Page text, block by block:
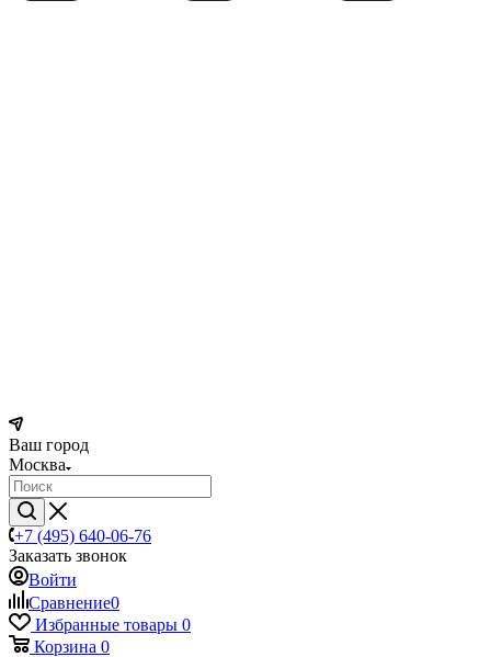
Ваш город
Москва
+7 (495) 640-06-76
Заказать звонок
Войти
Сравнение0
Избранные товары 0
Корзина 0